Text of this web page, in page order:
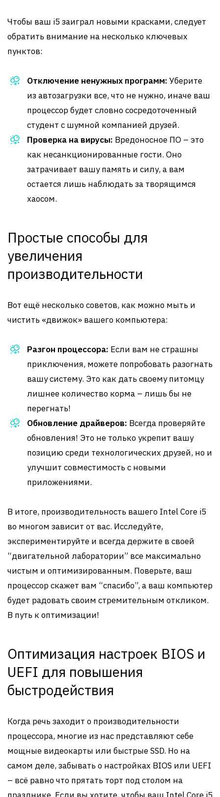
Чтобы ваш i5 заиграл новыми красками, следует
обратить внимание на несколько ключевых
пунктов:
Отключение ненужных программ: Уберите
из автозагрузки все, что не нужно, иначе ваш
процессор будет словно сосредоточенный
студент с шумной компанией друзей.
Проверка на вирусы: Вредоносное ПО – это
как несанкционированные гости. Оно
затрачивает вашу память и силу, а вам
остается лишь наблюдать за творящимся
хаосом.
Простые способы для
увеличения
производительности
Вот ещё несколько советов, как можно мыть и
чистить «движок» вашего компьютера:
Разгон процессора: Если вам не страшны
приключения, можете попробовать разогнать
вашу систему. Это как дать своему питомцу
лишнее количество корма – лишь бы не
перегнать!
Обновление драйверов: Всегда проверяйте
обновления! Это не только укрепит вашу
позицию среди технологических друзей, но и
улучшит совместимость с новыми
приложениями.
В итоге, производительность вашего Intel Core i5
во многом зависит от вас. Исследуйте,
экспериментируйте и всегда держите в своей
“двигательной лаборатории” все максимально
чистым и оптимизированным. Поверьте, ваш
процессор скажет вам “спасибо”, а ваш компьютер
будет радовать своим стремительным откликом.
В путь к оптимизации!
Оптимизация настроек BIOS и
UEFI для повышения
быстродействия
Когда речь заходит о производительности
процессора, многие из нас представляют себе
мощные видеокарты или быстрые SSD. Но на
самом деле, забывать о настройках BIOS или UEFI
– всё равно что прятать торт под столом на